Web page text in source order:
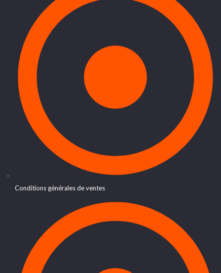
Conditions générales de ventes